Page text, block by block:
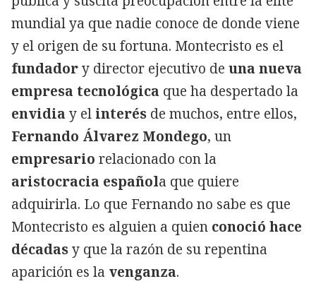
mundial ya que nadie conoce de donde viene
y el origen de su fortuna. Montecristo es el
fundadory director ejecutivo de una nueva
empresa tecnológica que ha despertado la
envidia y el interés de muchos, entre ellos,
Fernando Álvarez Mondego, un
empresario relacionado con la
aristocracia española que quiere
adquirirla. Lo que Fernando no sabe es que
Montecristo es alguien a quien conoció hace
décadasy que la razón de su repentina
aparición es la venganza.